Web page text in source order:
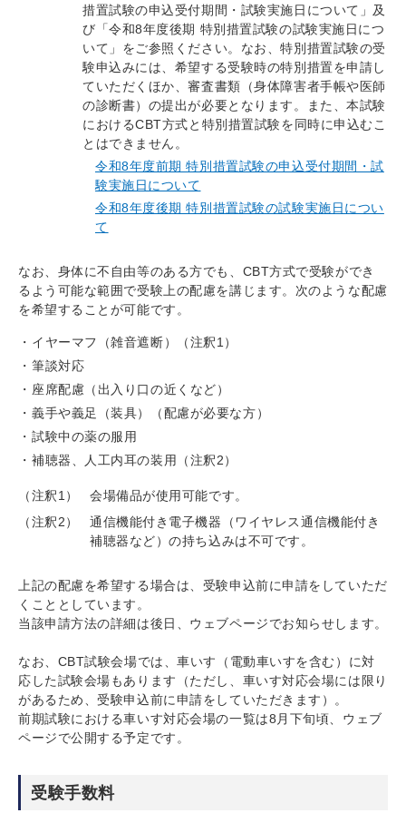
措置試験の申込受付期間・試験実施日について」及
び「令和8年度後期 特別措置試験の試験実施日につ
いて」をご参照ください。なお、特別措置試験の受
験申込みには、希望する受験時の特別措置を申請し
ていただくほか、審査書類（身体障害者手帳や医師
の診断書）の提出が必要となります。また、本試験
におけるCBT方式と特別措置試験を同時に申込むこ
とはできません。
令和8年度前期 特別措置試験の申込受付期間・試
験実施日について
令和8年度後期 特別措置試験の試験実施日につい
て
なお、身体に不自由等のある方でも、CBT方式で受験ができ
るよう可能な範囲で受験上の配慮を講じます。次のような配慮
を希望することが可能です。
イヤーマフ（雑音遮断）（注釈1）
筆談対応
座席配慮（出入り口の近くなど）
義手や義足（装具）（配慮が必要な方）
試験中の薬の服用
補聴器、人工内耳の装用（注釈2）
（注釈1）
会場備品が使用可能です。
（注釈2）
通信機能付き電子機器（ワイヤレス通信機能付き
補聴器など）の持ち込みは不可です。
上記の配慮を希望する場合は、受験申込前に申請をしていただ
くこととしています。
当該申請方法の詳細は後日、ウェブページでお知らせします。
なお、CBT試験会場では、車いす（電動車いすを含む）に対
応した試験会場もあります（ただし、車いす対応会場には限り
があるため、受験申込前に申請をしていただきます）。
前期試験における車いす対応会場の一覧は8月下旬頃、ウェブ
ページで公開する予定です。
受験手数料